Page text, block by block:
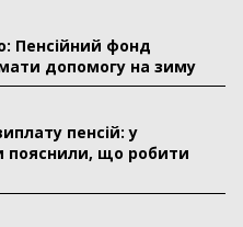
Пенсійний фонд
допомогу на зиму
пенсій: у
пояснили, що робити